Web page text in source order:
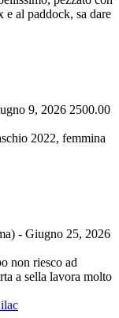
e al paddock, sa dare
9, 2026 2500.00
2022, femmina
- Giugno 25, 2026
non riesco ad
a sella lavora molto